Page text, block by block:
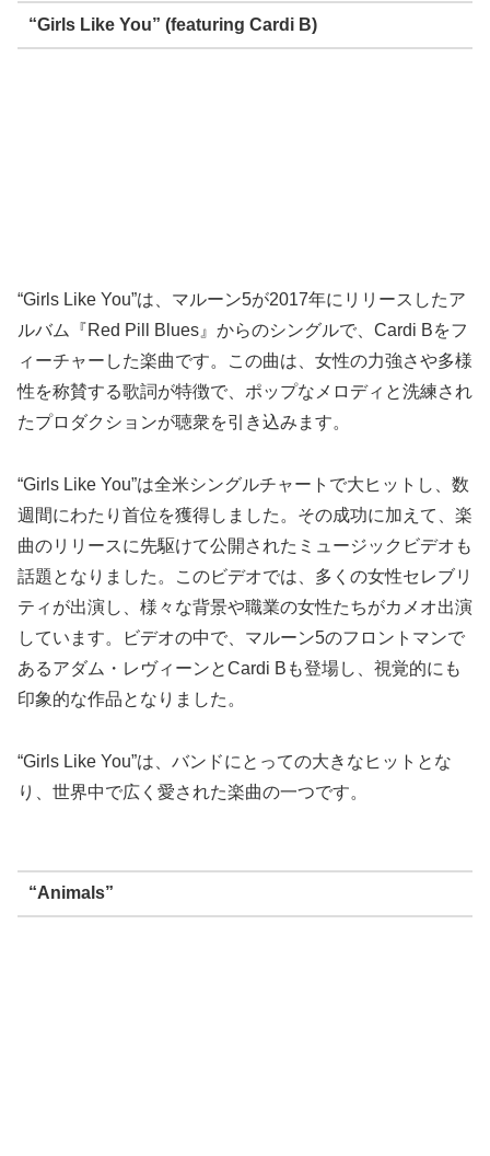
“Girls Like You” (featuring Cardi B)
“Girls Like You”は、マルーン5が2017年にリリースしたア
ルバム『Red Pill Blues』からのシングルで、Cardi Bをフ
ィーチャーした楽曲です。この曲は、女性の力強さや多様
性を称賛する歌詞が特徴で、ポップなメロディと洗練され
たプロダクションが聴衆を引き込みます。
“Girls Like You”は全米シングルチャートで大ヒットし、数
週間にわたり首位を獲得しました。その成功に加えて、楽
曲のリリースに先駆けて公開されたミュージックビデオも
話題となりました。このビデオでは、多くの女性セレブリ
ティが出演し、様々な背景や職業の女性たちがカメオ出演
しています。ビデオの中で、マルーン5のフロントマンで
あるアダム・レヴィーンとCardi Bも登場し、視覚的にも
印象的な作品となりました。
“Girls Like You”は、バンドにとっての大きなヒットとな
り、世界中で広く愛された楽曲の一つです。
“Animals”